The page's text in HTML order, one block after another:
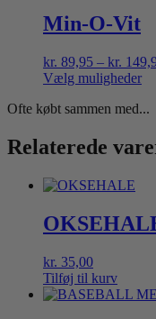
Min-O-Vit
kr. 89,95 – kr.
Vælg muligheder
vare
flere
varianter.
Mulighederne
kan
på
varesiden
Ofte købt sammen med...
Relaterede
kr. 35,00
Tilføj til kurv